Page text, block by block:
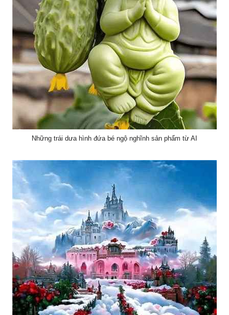
Những trái dưa hình đứa bé ngộ nghĩnh sản phẩm từ AI